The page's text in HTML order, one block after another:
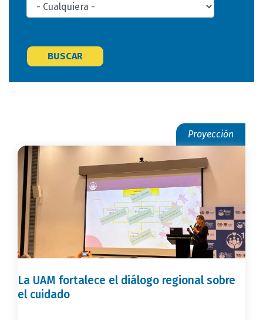
BUSCAR
Proyección
La UAM fortalece el diálogo regional sobre
el cuidado